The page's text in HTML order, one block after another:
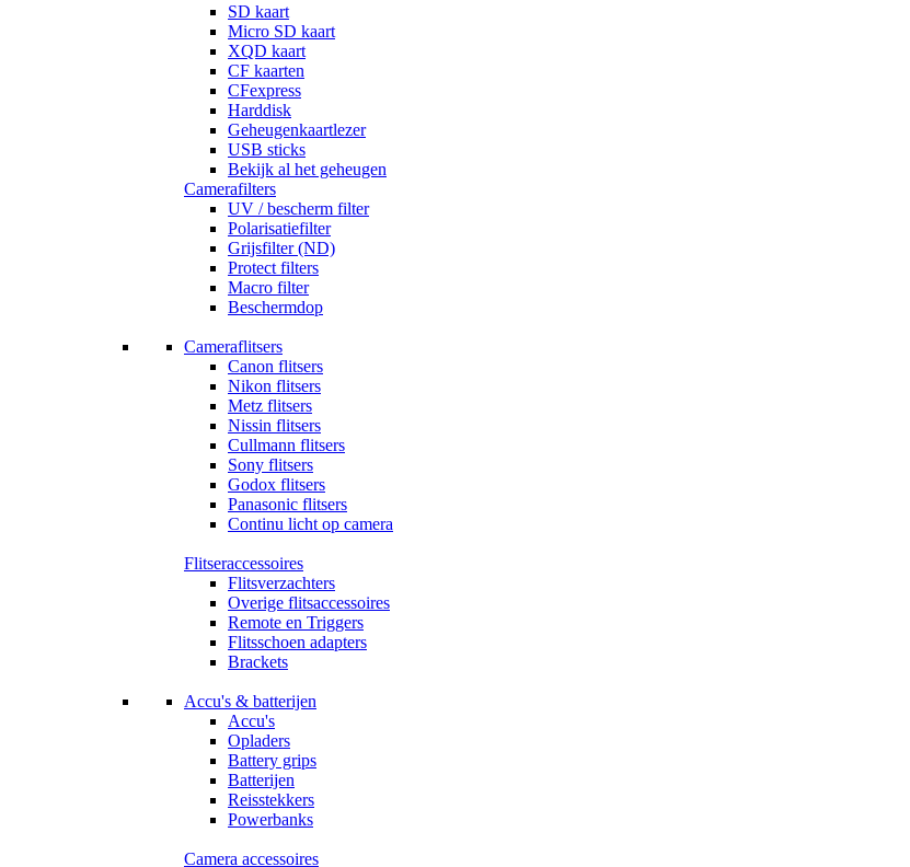
SD kaart
Micro SD kaart
XQD kaart
CF kaarten
CFexpress
Harddisk
Geheugenkaartlezer
USB sticks
Bekijk al het geheugen
Camerafilters
UV / bescherm filter
Polarisatiefilter
Grijsfilter (ND)
Protect filters
Macro filter
Beschermdop
Cameraflitsers
Canon flitsers
Nikon flitsers
Metz flitsers
Nissin flitsers
Cullmann flitsers
Sony flitsers
Godox flitsers
Panasonic flitsers
Continu licht op camera
Flitseraccessoires
Flitsverzachters
Overige flitsaccessoires
Remote en Triggers
Flitsschoen adapters
Brackets
Accu's & batterijen
Accu's
Opladers
Battery grips
Batterijen
Reisstekkers
Powerbanks
Camera accessoires